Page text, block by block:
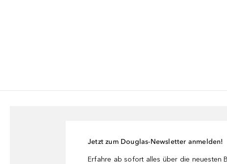
Jetzt zum Douglas-Newsletter anmelden!
Erfahre ab sofort alles über die neuesten